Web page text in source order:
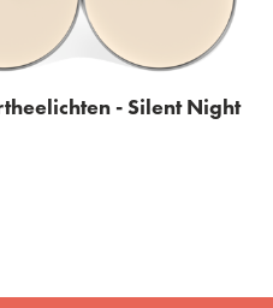
Bolsius True Glow -